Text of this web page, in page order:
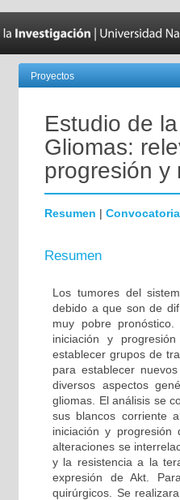
Proyectos
Estudio de
Gliomas:
progresión y
Resumen | Convocatoria
Resumen
Los tumores del
debido a que son de
muy pobre
iniciación y
establecer grupos de
para establecer
diversos aspectos
gliomas. El análisis se
sus blancos corriente
iniciación y
alteraciones se
y la resistencia a la
expresión de Akt.
quirúrgicos. Se